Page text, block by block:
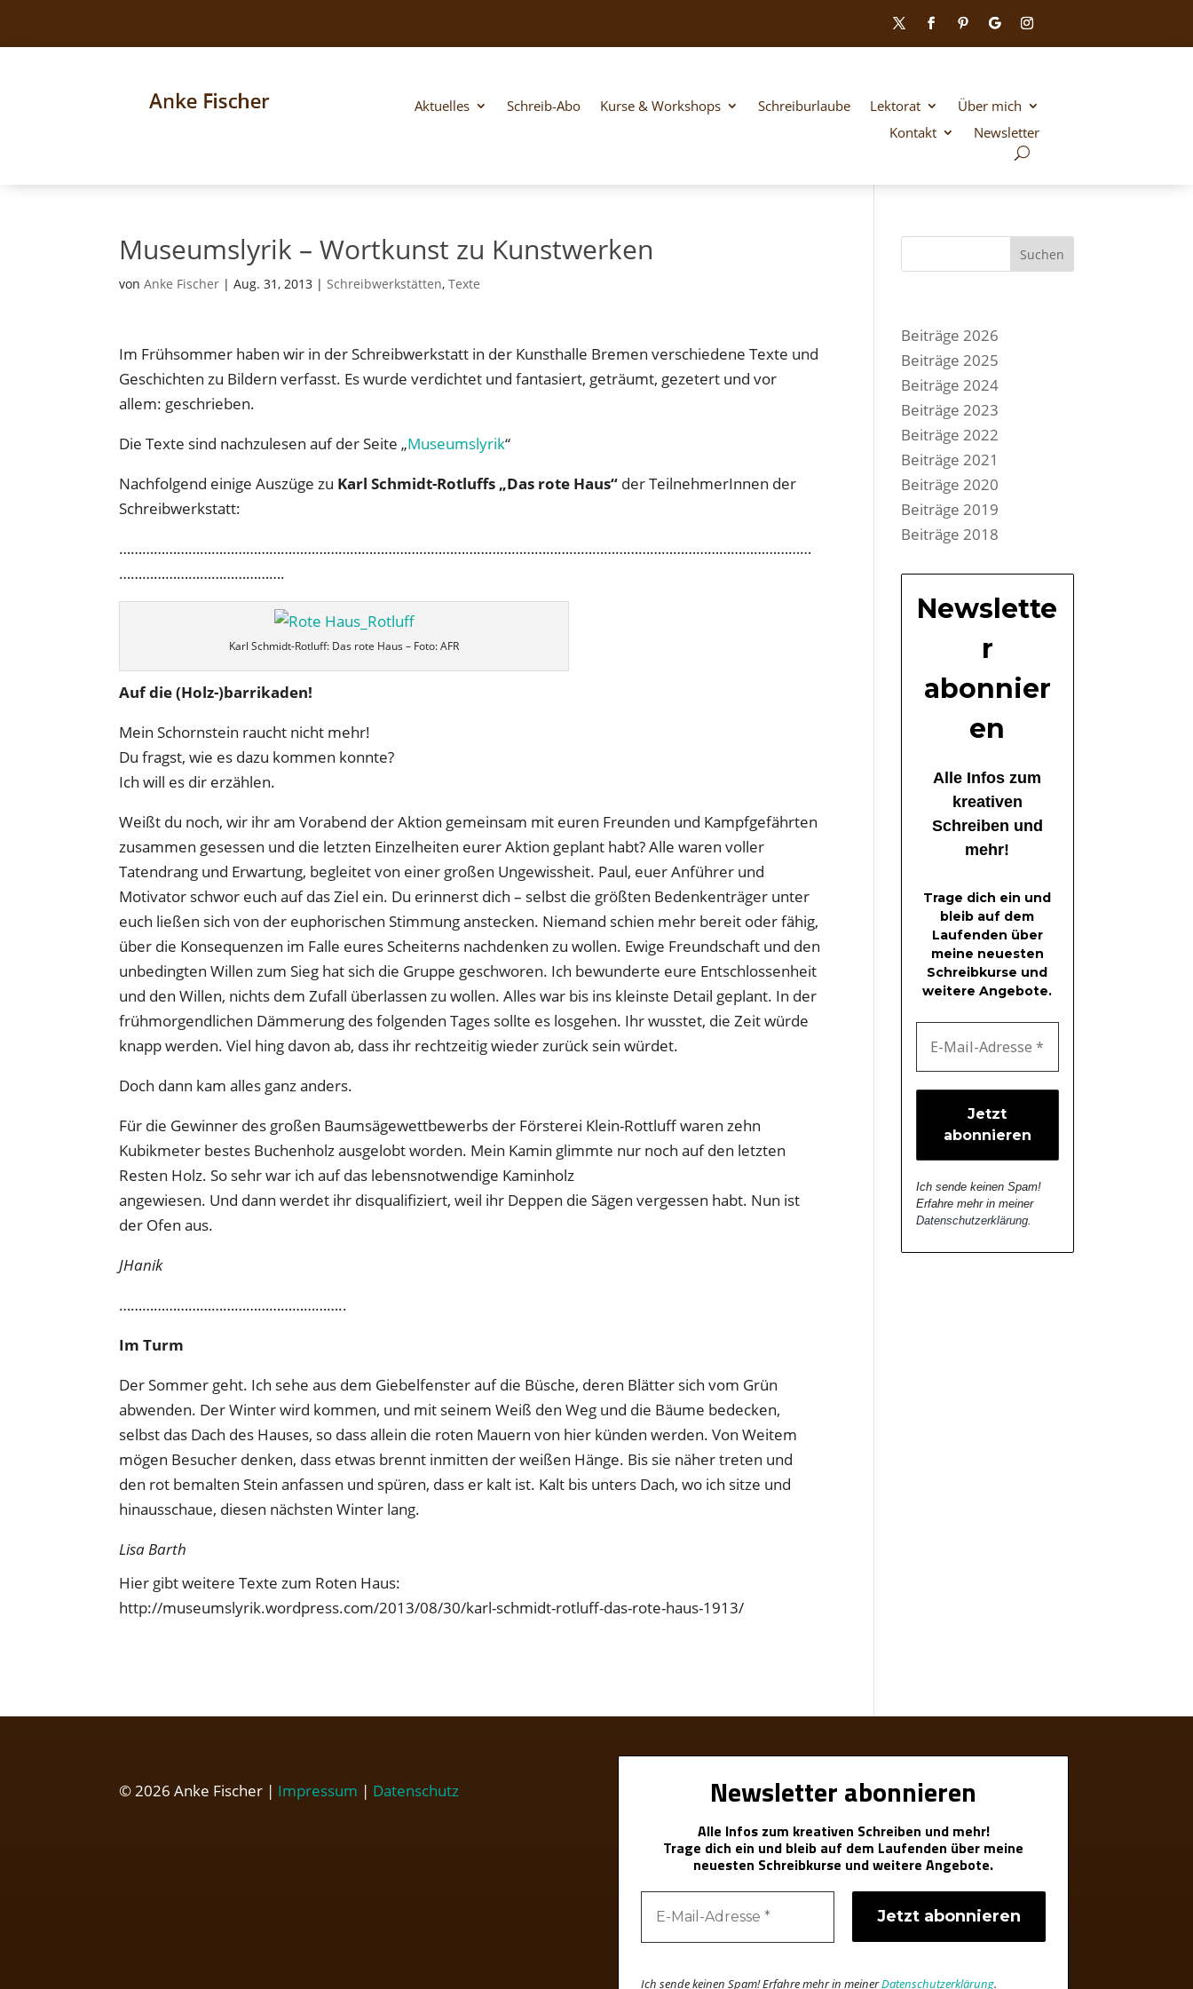
Aktuelles Schreib-Abo Kurse & Workshops Schreiburlaube Lektorat
Über mich
Kontakt
Newsletter
Museumslyrik – Wortkunst zu Kunstwerken
vonAnke Fischer |Aug. 31, 2013 |Schreibwerkstätten,Texte
Im Frühsommer haben wir in der Schreibwerkstatt in der Kunsthalle Bremen verschiedene Texte und
Geschichten zu Bildern verfasst. Es wurde verdichtet und fantasiert, geträumt, gezetert und vor
allem: geschrieben.
Die Texte sind nachzulesen auf der Seite „Museumslyrik“
Nachfolgend einige Auszüge zu Karl Schmidt-Rotluffs „Das rote Haus“ der TeilnehmerInnen der
Schreibwerkstatt:
………………………………………………………………………………………………………………………………………………………………
…………………………………….
Karl Schmidt-Rotluff: Das rote Haus – Foto: AFR
Auf die (Holz-)barrikaden!
Mein Schornstein raucht nicht mehr!
Du fragst, wie es dazu kommen konnte?
Ich will es dir erzählen.
Weißt du noch, wir ihr am Vorabend der Aktion gemeinsam mit euren Freunden und Kampfgefährten
zusammen gesessen und die letzten Einzelheiten eurer Aktion geplant habt? Alle waren voller
Tatendrang und Erwartung, begleitet von einer großen Ungewissheit. Paul, euer Anführer und
Motivator schwor euch auf das Ziel ein. Du erinnerst dich – selbst die größten Bedenkenträger unter
euch ließen sich von der euphorischen Stimmung anstecken. Niemand schien mehr bereit oder fähig,
über die Konsequenzen im Falle eures Scheiterns nachdenken zu wollen. Ewige Freundschaft und den
unbedingten Willen zum Sieg hat sich die Gruppe geschworen. Ich bewunderte eure Entschlossenheit
und den Willen, nichts dem Zufall überlassen zu wollen. Alles war bis ins kleinste Detail geplant. In der
frühmorgendlichen Dämmerung des folgenden Tages sollte es losgehen. Ihr wusstet, die Zeit würde
knapp werden. Viel hing davon ab, dass ihr rechtzeitig wieder zurück sein würdet.
Doch dann kam alles ganz anders.
Für die Gewinner des großen Baumsägewettbewerbs der Försterei Klein-Rottluff waren zehn
Kubikmeter bestes Buchenholz ausgelobt worden. Mein Kamin glimmte nur noch auf den letzten
Resten Holz. So sehr war ich auf das lebensnotwendige Kaminholz
angewiesen. Und dann werdet ihr disqualifiziert, weil ihr Deppen die Sägen vergessen habt. Nun ist
der Ofen aus.
JHanik
…………………………………………………..
Im Turm
Der Sommer geht. Ich sehe aus dem Giebelfenster auf die Büsche, deren Blätter sich vom Grün
abwenden. Der Winter wird kommen, und mit seinem Weiß den Weg und die Bäume bedecken,
selbst das Dach des Hauses, so dass allein die roten Mauern von hier künden werden. Von Weitem
mögen Besucher denken, dass etwas brennt inmitten der weißen Hänge. Bis sie näher treten und
den rot bemalten Stein anfassen und spüren, dass er kalt ist. Kalt bis unters Dach, wo ich sitze und
hinausschaue, diesen nächsten Winter lang.
Lisa Barth
Hier gibt weitere Texte zum Roten Haus:
http://museumslyrik.wordpress.com/2013/08/30/karl-schmidt-rotluff-das-rote-haus-1913/
Suchen
Beiträge 2026
Beiträge 2025
Beiträge 2024
Beiträge 2023
Beiträge 2022
Beiträge 2021
Beiträge 2020
Beiträge 2019
Beiträge 2018
Newslette
r
abonnier
en
Alle Infos zum
kreativen
Schreiben und
mehr!
Trage dich ein und
bleib auf dem
Laufenden über
meine neuesten
Schreibkurse und
weitere Angebote.
Ich sende keinen Spam!
Erfahre mehr in meiner
Datenschutzerklärung.
© 2026 Anke Fischer | Impressum | Datenschutz Newsletter abonnieren
Alle Infos zum kreativen Schreiben und mehr!
Trage dich ein und bleib auf dem Laufenden über meine
neuesten Schreibkurse und weitere Angebote.
Ich sende keinen Spam! Erfahre mehr in meinerDatenschutzerklärung.